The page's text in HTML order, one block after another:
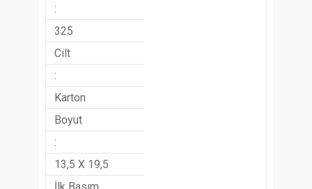
:
325
Cilt
:
Karton
Boyut
:
13,5 X 19,5